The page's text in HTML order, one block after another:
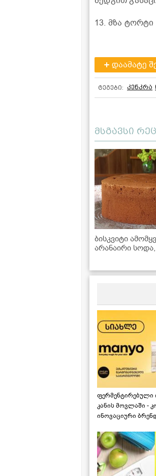
13. მზა
დაამატე
ტეგები: კენკრა
მსგავსი
ბისკვიტი
არანაირი
ფერმენტირებული
კანის მოვლაში -
ინოვაციური